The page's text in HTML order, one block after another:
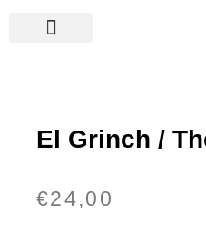
El Grinch /
€24,00